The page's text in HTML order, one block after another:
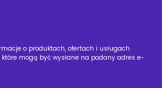
o produktach, ofertach i usługach
które mogą być wysłane na podany adres e-